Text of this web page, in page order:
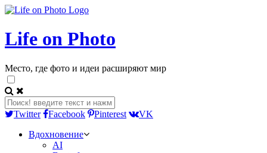
Life on Photo
Место, где фото и идеи расширяют мир
Twitter Facebook Pinterest
VK
Вдохновение
AI